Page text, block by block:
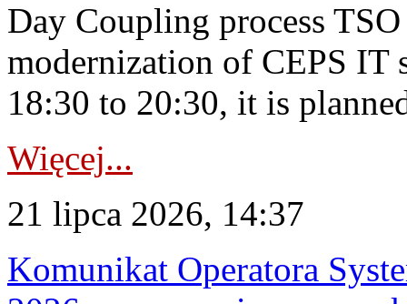
Day Coupling process
modernization of CEPS IT
18:30 to 20:30, it is
Więcej...
21 lipca 2026, 14:37
Komunikat Operatora